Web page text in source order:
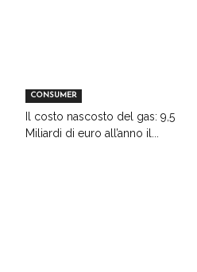
CONSUMER
Il costo nascosto del gas: 9,5
Miliardi di euro all’anno il...